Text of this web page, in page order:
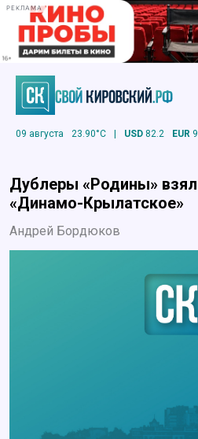
РЕКЛАМА
09 августа 23.90°C | USD 82.2 EUR
Дублеры «Родины»
«Динамо-Крылатское»
Андрей Бордюков